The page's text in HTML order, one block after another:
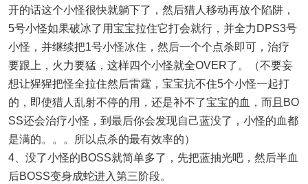
开的话这个小怪很快就躺下了，然后猎人移动再放个陷阱，
5号小怪如果破冰了用宝宝拉住它打会就行，并全力DPS3号
小怪，并继续把1号小怪冰住，然后一个个点杀即可，治疗
要跟上，火力要猛，这样四个小怪就全OVER了。（不要妄
想让猩猩把怪全拉住然后雷霆，宝宝抗不住5个小怪一起打
的，即使猎人乱射不停的用，还是补不了宝宝的血，而且BO
SS还会治疗小怪，到最后你会发现自己蓝没了，小怪的血都
是满的。。。所以点杀的最有效率的）
4、没了小怪的BOSS就简单多了，先把蓝抽光吧，然后半血
后BOSS变身成蛇进入第三阶段。